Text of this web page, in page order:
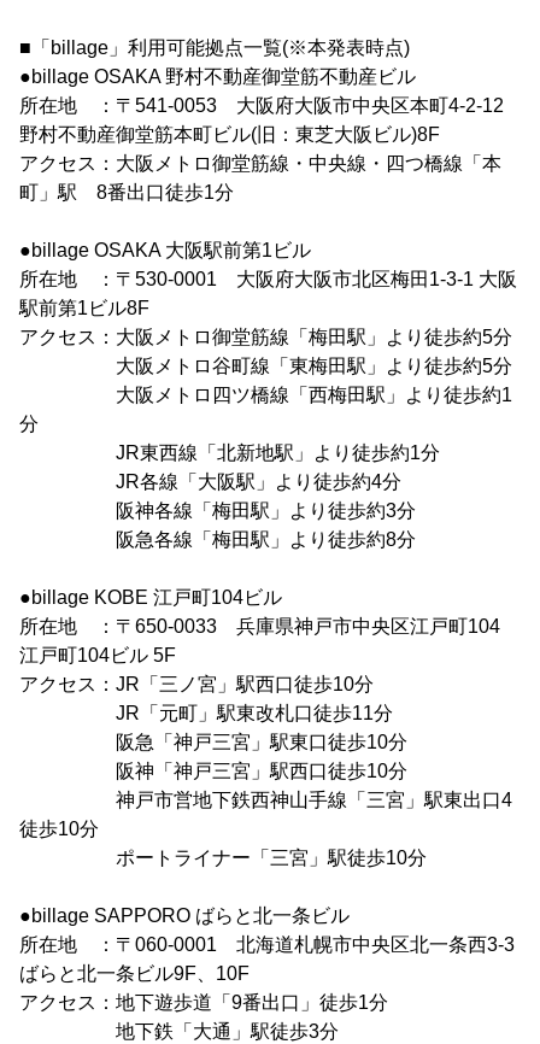
■「billage」利用可能拠点一覧(※本発表時点)
●billage OSAKA 野村不動産御堂筋不動産ビル
所在地 ：〒541-0053 大阪府大阪市中央区本町4-2-12
野村不動産御堂筋本町ビル(旧：東芝大阪ビル)8F
アクセス：大阪メトロ御堂筋線・中央線・四つ橋線「本
町」駅 8番出口徒歩1分
●billage OSAKA 大阪駅前第1ビル
所在地 ：〒530-0001 大阪府大阪市北区梅田1-3-1 大阪
駅前第1ビル8F
アクセス：大阪メトロ御堂筋線「梅田駅」より徒歩約5分
大阪メトロ谷町線「東梅田駅」より徒歩約5分
大阪メトロ四ツ橋線「西梅田駅」より徒歩約1
分
JR東西線「北新地駅」より徒歩約1分
JR各線「大阪駅」より徒歩約4分
阪神各線「梅田駅」より徒歩約3分
阪急各線「梅田駅」より徒歩約8分
●billage KOBE 江戸町104ビル
所在地 ：〒650-0033 兵庫県神戸市中央区江戸町104
江戸町104ビル 5F
アクセス：JR「三ノ宮」駅西口徒歩10分
JR「元町」駅東改札口徒歩11分
阪急「神戸三宮」駅東口徒歩10分
阪神「神戸三宮」駅西口徒歩10分
神戸市営地下鉄西神山手線「三宮」駅東出口4
徒歩10分
ポートライナー「三宮」駅徒歩10分
●billage SAPPORO ばらと北一条ビル
所在地 ：〒060-0001 北海道札幌市中央区北一条西3-3
ばらと北一条ビル9F、10F
アクセス：地下遊歩道「9番出口」徒歩1分
地下鉄「大通」駅徒歩3分